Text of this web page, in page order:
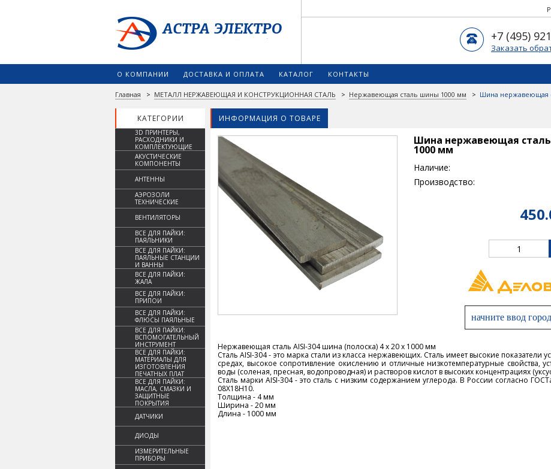
+7 (495)
Заказать
О КОМПАНИИ ДОСТАВКА И ОПЛАТА КАТАЛОГ КОНТАКТЫ
Главная > МЕТАЛЛ НЕРЖАВЕЮЩАЯ И КОНСТРУКЦИОННАЯ СТАЛЬ > Нержавеющая сталь шины 1000 мм > Шина нержавеющая
КАТЕГОРИИ ИНФОРМАЦИЯ О ТОВАРЕ
3D ПРИНТЕРЫ,
РАСХОДНИКИ И
КОМПЛЕКТУЮЩИЕ
АКУСТИЧЕСКИЕ
КОМПОНЕНТЫ
АНТЕННЫ
АЭРОЗОЛИ
ТЕХНИЧЕСКИЕ
ВЕНТИЛЯТОРЫ
ВСЕ ДЛЯ ПАЙКИ:
ПАЯЛЬНИКИ
ВСЕ ДЛЯ ПАЙКИ:
ПАЯЛЬНЫЕ СТАНЦИИ
И ВАННЫ
ВСЕ ДЛЯ ПАЙКИ:
ЖАЛА
ВСЕ ДЛЯ ПАЙКИ:
ПРИПОИ
ВСЕ ДЛЯ ПАЙКИ:
ФЛЮСЫ ПАЯЛЬНЫЕ
ВСЕ ДЛЯ ПАЙКИ:
ВСПОМОГАТЕЛЬНЫЙ
ИНСТРУМЕНТ
ВСЕ ДЛЯ ПАЙКИ:
МАТЕРИАЛЫ ДЛЯ
ИЗГОТОВЛЕНИЯ
ПЕЧАТНЫХ ПЛАТ
ВСЕ ДЛЯ ПАЙКИ:
МАСЛА, СМАЗКИ И
ЗАЩИТНЫЕ
ПОКРЫТИЯ
ДАТЧИКИ
ДИОДЫ
ИЗМЕРИТЕЛЬНЫЕ
ПРИБОРЫ
Шина нержавеющая сталь
1000 мм
Наличие:
Производство:
Нержавеющая сталь AISI-304 шина (полоска) 4 х 20 х 1000 мм
Сталь AISI-304 - это марка стали из класса нержавеющих. Сталь имеет высокие показатели
средах, высокое сопротивление окислению и отличные низкотемпературные свойства,
воды (соленая, пресная, водопроводная) и растворов кислот в высоких концентрациях
Сталь марки AISI-304 - это сталь с низким содержанием углерода. В России согласно
08Х18Н10.
Толщина - 4 мм
Ширина - 20 мм
Длина - 1000 мм